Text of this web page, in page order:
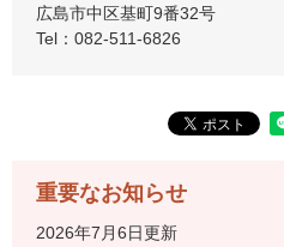
広島市中区基町9番32号
Tel：082-511-6826
重要なお知らせ
2026年7月6日更新